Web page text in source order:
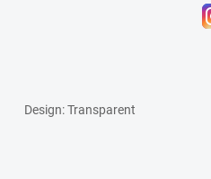
Design: Transparent